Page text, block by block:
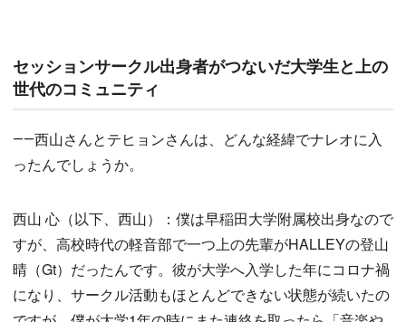
セッションサークル出身者がつないだ大学生と上の
世代のコミュニティ
――西山さんとテヒョンさんは、どんな経緯でナレオに入
ったんでしょうか。
西山 心（以下、西山）：僕は早稲田大学附属校出身なので
すが、高校時代の軽音部で一つ上の先輩がHALLEYの登山
晴（Gt）だったんです。彼が大学へ入学した年にコロナ禍
になり、サークル活動もほとんどできない状態が続いたの